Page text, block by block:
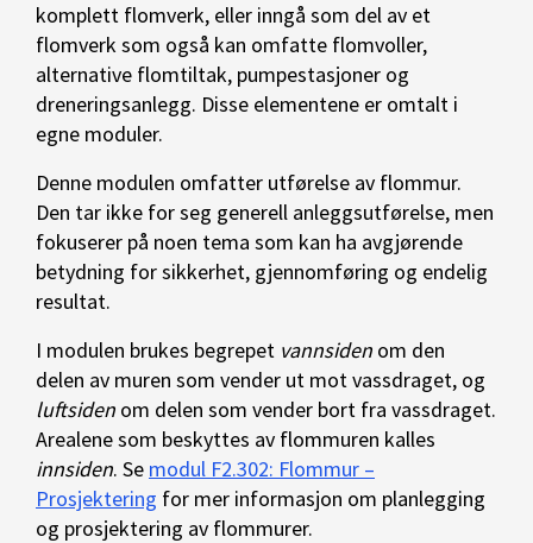
komplett flomverk, eller inngå som del av et
flomverk som også kan omfatte flomvoller,
alternative flomtiltak, pumpestasjoner og
dreneringsanlegg. Disse elementene er omtalt i
egne moduler.
Denne modulen omfatter utførelse av flommur.
Den tar ikke for seg generell anleggsutførelse, men
fokuserer på noen tema som kan ha avgjørende
betydning for sikkerhet, gjennomføring og endelig
resultat.
I modulen brukes begrepet vannsiden om den
delen av muren som vender ut mot vassdraget, og
luftsiden om delen som vender bort fra vassdraget.
Arealene som beskyttes av flommuren kalles
innsiden. Se modul F2.302: Flommur –
Prosjektering for mer informasjon om planlegging
og prosjektering av flommurer.